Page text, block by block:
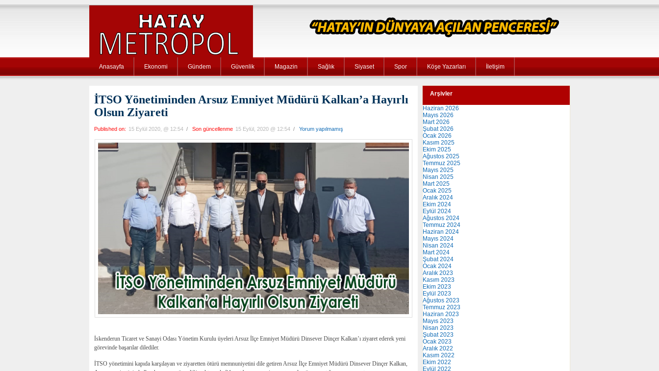
Anasayfa Ekonomi Gündem Güvenlik Magazin Sağlık Siyaset Spor Köşe Yazarları İletişim
İTSO Yönetiminden Arsuz Emniyet Müdürü Kalkan’a Hayırlı
Olsun Ziyareti
Published on: 15 Eylül 2020, @ 12:54 / Son güncellenme 15 Eylül, 2020 @ 12:54 / Yorum yapılmamış
İskenderun Ticaret ve Sanayi Odası Yönetim Kurulu üyeleri Arsuz İlçe Emniyet Müdürü Dinsever Dinçer Kalkan’ı ziyaret ederek yeni
görevinde başarılar dilediler.
İTSO yönetimini kapıda karşılayan ve ziyaretten ötürü memnuniyetini dile getiren Arsuz İlçe Emniyet Müdürü Dinsever Dinçer Kalkan,
Arşivler
Haziran 2026
Mayıs 2026
Mart 2026
Şubat 2026
Ocak 2026
Kasım 2025
Ekim 2025
Ağustos 2025
Temmuz 2025
Mayıs 2025
Nisan 2025
Mart 2025
Ocak 2025
Aralık 2024
Ekim 2024
Eylül 2024
Ağustos 2024
Temmuz 2024
Haziran 2024
Mayıs 2024
Nisan 2024
Mart 2024
Şubat 2024
Ocak 2024
Aralık 2023
Kasım 2023
Ekim 2023
Eylül 2023
Ağustos 2023
Temmuz 2023
Haziran 2023
Mayıs 2023
Nisan 2023
Şubat 2023
Ocak 2023
Aralık 2022
Kasım 2022
Ekim 2022
Eylül 2022